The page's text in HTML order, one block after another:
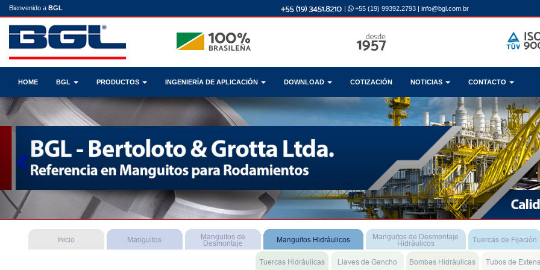
Bienvenido a BGL | +55 (19) 99392.2793 | info@bgl.com.br
HOME BGL PRODUCTOS INGENIERÍA DE APLICACIÓN DOWNLOAD COTIZACIÓN NOTICIAS CONTACTO
Previous